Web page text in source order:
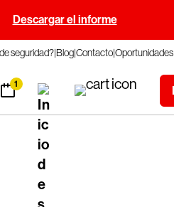
Descargar el informe
seguridad?BlogContacto
1